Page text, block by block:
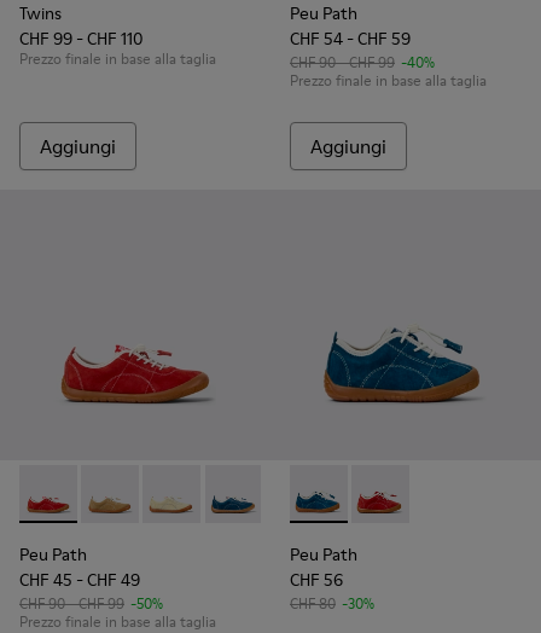
Twins
CHF 99 - CHF 110
Prezzo finale in base alla taglia
Aggiungi
Peu Path
CHF 54 - CHF 59
CHF 90 - CHF 99 -40%
Prezzo finale in base alla taglia
Aggiungi
Peu Path - K800694-001 - Sneakers in nabuk rosso per
Peu Path - K800694-004 - Sneakers marroni in
Peu Path - K800694-003 - Sneakers in
Peu Path - K800694-002 - Sneakers
Peu Path
CHF 45 - CHF 49
CHF 90 - CHF 99 -50%
Prezzo finale in base alla taglia
Peu Path - K800683-001 -
Peu Path -
Peu Path
CHF 56
CHF 80 -30%